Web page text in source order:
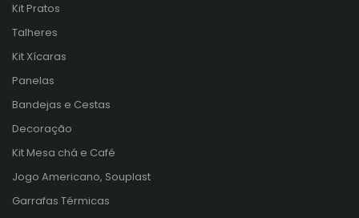
Kit Pratos
Talheres
Kit Xícaras
Panelas
Bandejas e Cestas
Decoração
Kit Mesa chá e Café
Jogo Americano, Souplast
Garrafas Térmicas